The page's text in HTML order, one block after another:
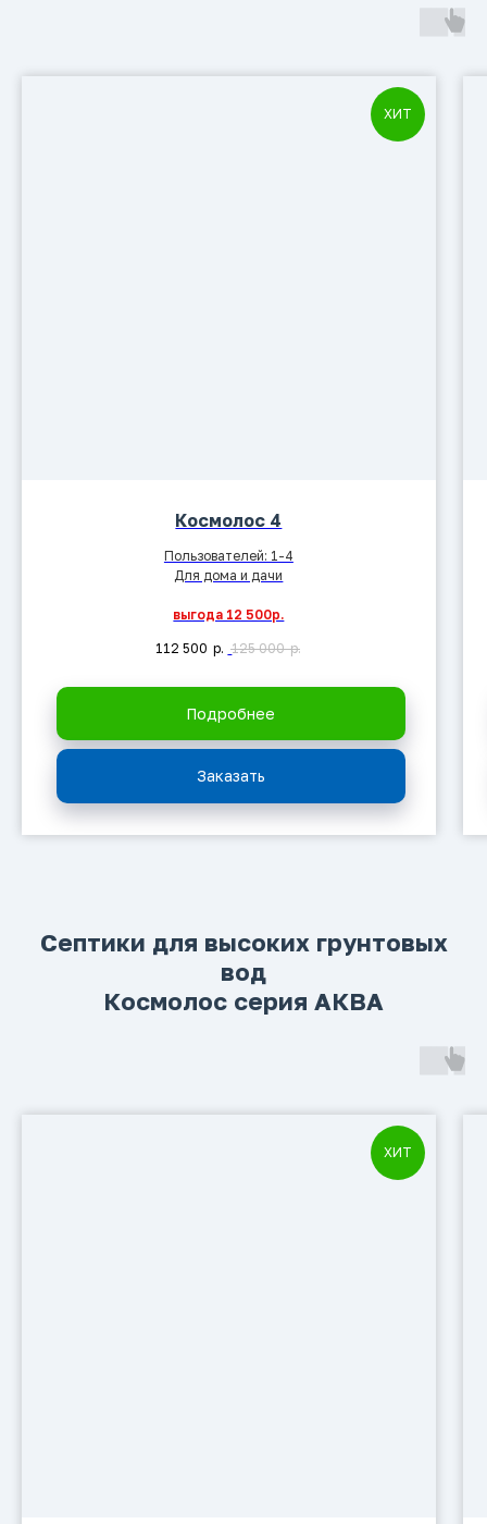
ХИТ
Космолос 4
Пользователей: 1-4
Для дома и дачи
выгода 12 500р.
112 500 р. 125 000 р.
Подробнее
Заказать
Септики для высоких грунтовых
вод
Космолос серия АКВА
ХИТ